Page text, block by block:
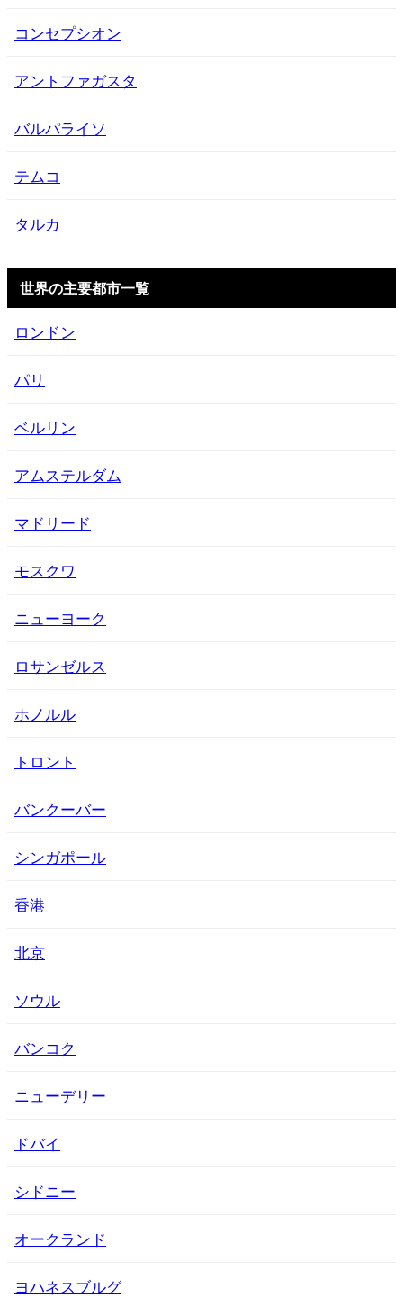
コンセプシオン
アントファガスタ
バルパライソ
テムコ
タルカ
世界の主要都市一覧
ロンドン
パリ
ベルリン
アムステルダム
マドリード
モスクワ
ニューヨーク
ロサンゼルス
ホノルル
トロント
バンクーバー
シンガポール
香港
北京
ソウル
バンコク
ニューデリー
ドバイ
シドニー
オークランド
ヨハネスブルグ